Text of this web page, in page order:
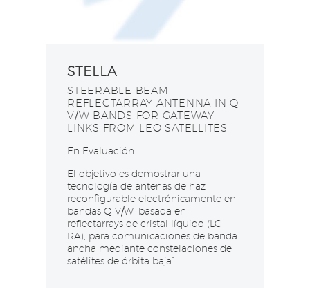
STELLA
STEERABLE BEAM
REFLECTARRAY ANTENNA IN Q,
V/W BANDS FOR GATEWAY
LINKS FROM LEO SATELLITES
En Evaluación
El objetivo es demostrar una
tecnología de antenas de haz
reconfigurable electrónicamente en
bandas Q V/W, basada en
reflectarrays de cristal líquido (LC-
RA), para comunicaciones de banda
ancha mediante constelaciones de
satélites de órbita baja”.